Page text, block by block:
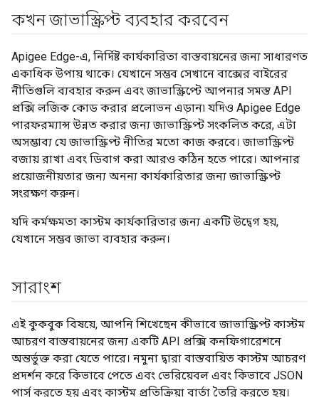
কখন জাভাস্ক্রিপ্ট ব্যবহার করবেন
Apigee Edge-এ, নির্দিষ্ট কার্যকারিতা বাস্তবায়নের জন্য সাধারণত
একাধিক উপায় থাকে। যেখানে সম্ভব সেখানে বাক্সের বাইরের
নীতিগুলি ব্যবহার করুন এবং জাভাস্ক্রিপ্টে আপনার সমস্ত API
প্রক্সি লজিক কোড করার প্রলোভন এড়ান৷ যদিও Apigee Edge
পারফরম্যান্স উন্নত করার জন্য জাভাস্ক্রিপ্ট সংকলিত করে, এটা
অসম্ভাব্য যে জাভাস্ক্রিপ্ট নীতির মতো কাজ করবে। জাভাস্ক্রিপ্ট
বজায় রাখা এবং ডিবাগ করা আরও কঠিন হতে পারে। আপনার
প্রয়োজনীয়তার জন্য অনন্য কার্যকারিতার জন্য জাভাস্ক্রিপ্ট
সংরক্ষণ করুন।
যদি কর্মক্ষমতা কাস্টম কার্যকারিতার জন্য একটি উদ্বেগ হয়,
যেখানে সম্ভব জাভা ব্যবহার করুন।
সারাংশ
এই কুকবুক বিষয়ে, আপনি শিখেছেন কীভাবে জাভাস্ক্রিপ্ট কাস্টম
আচরণ বাস্তবায়নের জন্য একটি API প্রক্সি কনফিগারেশনে
অন্তর্ভুক্ত করা যেতে পারে। নমুনা দ্বারা বাস্তবায়িত কাস্টম আচরণ
প্রদর্শন করে কিভাবে পেতে এবং ভেরিয়েবল এবং কিভাবে JSON
পার্স করতে হয় এবং কাস্টম প্রতিক্রিয়া বার্তা তৈরি করতে হয়।